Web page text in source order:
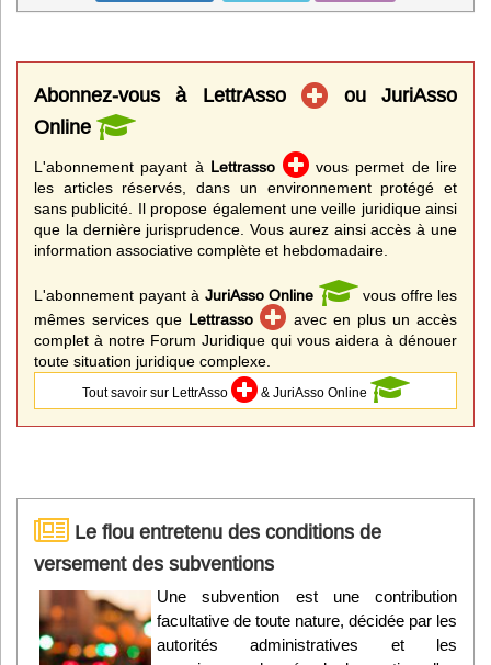
Abonnez-vous à LettrAsso
ou JuriAsso
Online
L'abonnement payant à Lettrasso
vous permet de lire
les articles réservés, dans un environnement protégé et
sans publicité. Il propose également une veille juridique ainsi
que la dernière jurisprudence. Vous aurez ainsi accès à une
information associative complète et hebdomadaire.
L'abonnement payant à JuriAsso Online
vous offre les
mêmes services que Lettrasso
avec en plus un accès
complet à notre Forum Juridique qui vous aidera à dénouer
toute situation juridique complexe.
Tout savoir sur LettrAsso & JuriAsso Online
Le flou entretenu des conditions de
versement des subventions
Une subvention est une contribution
facultative de toute nature, décidée par les
autorités administratives et les